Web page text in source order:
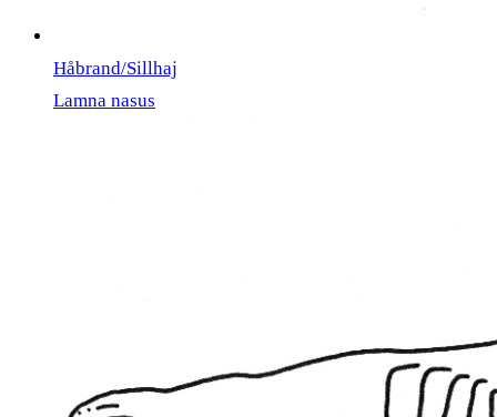
Håbrand/Sillhaj
Lamna nasus